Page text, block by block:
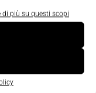
di più su questi scopi